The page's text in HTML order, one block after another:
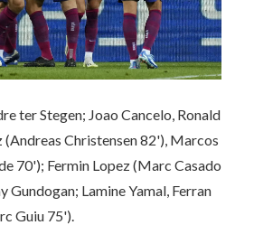
ter Stegen; Joao Cancelo, Ronald
Christensen 82'), Marcos
70'); Fermin Lopez (Marc Casado
Gundogan; Lamine Yamal, Ferran
Guiu 75').